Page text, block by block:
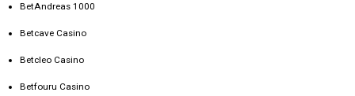
BetAndreas 1000
Betcave Casino
Betcleo Casino
Betfouru Casino